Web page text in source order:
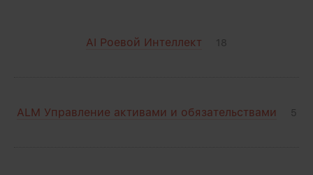
AI Роевой Интеллект 18
ALM Управление активами и обязательствами 5